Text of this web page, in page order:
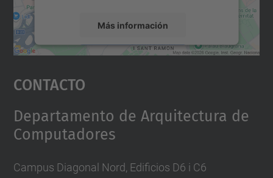
Más información
Aceptar
powered by
Contacto
Departamento de Arquitectura de
Computadores
Campus Diagonal Nord, Edificios D6 i C6